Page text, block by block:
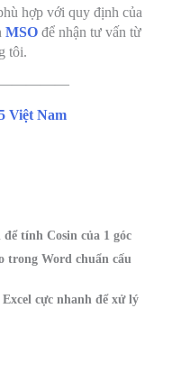
hợp với quy định của
MSO để nhận tư vấn từ
tôi.
Việt Nam
tính Cosin của 1 góc
trong Word chuẩn cấu
cực nhanh để xử lý